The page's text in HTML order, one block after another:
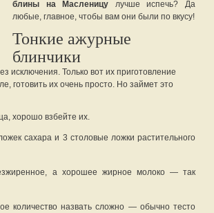
блины на Масленицу лучше испечь? Да
любые, главное, чтобы вам они были по вкусу!
Тонкие ажурные
блинчики
исключения. Только вот их приготовление
готовить их очень просто. Но займет это
хорошо взбейте их.
сахара и 3 столовые ложки растительного
а хорошее жирное молоко — так
количество назвать сложно — обычно тесто